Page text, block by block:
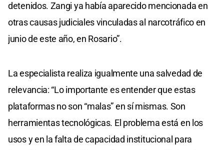
detenidos. Zangi ya había aparecido mencionada en
otras causas judiciales vinculadas al narcotráfico en
junio de este año, en Rosario”.
La especialista realiza igualmente una salvedad de
relevancia: “Lo importante es entender que estas
plataformas no son “malas” en sí mismas. Son
herramientas tecnológicas. El problema está en los
usos y en la falta de capacidad institucional para